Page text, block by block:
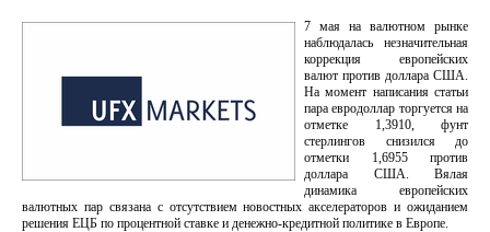
7 мая на валютном рынке
наблюдалась незначительная
коррекция европейских
валют против доллара США.
На момент написания статьи
пара евродоллар торгуется на
отметке 1,3910, фунт
стерлингов снизился до
отметки 1,6955 против
доллара США. Вялая
динамика европейских
валютных пар связана с отсутствием новостных акселераторов и ожиданием
решения ЕЦБ по процентной ставке и денежно-кредитной политике в Европе.